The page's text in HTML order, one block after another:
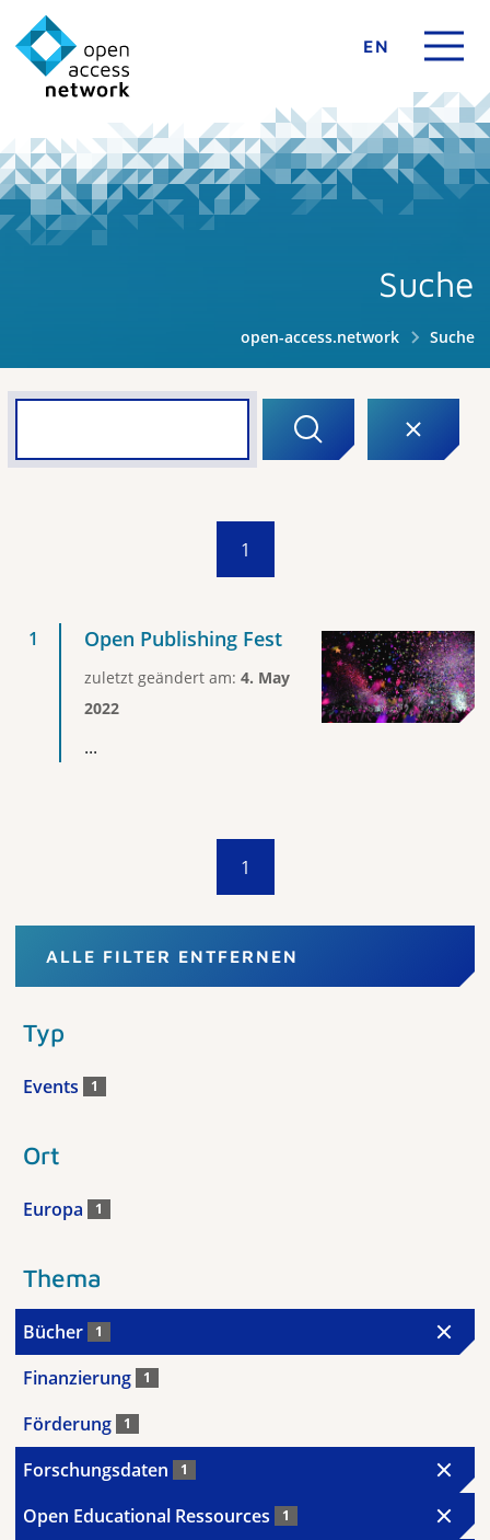
EN
Suche
open-access.network Suche
1
Open Publishing Fest
zuletzt geändert am: 4. May
2022
...
1
ALLE FILTER ENTFERNEN
Typ
Events 1
Ort
Europa 1
Thema
Bücher 1
Finanzierung 1
Förderung 1
Forschungsdaten 1
Open Educational Ressources 1